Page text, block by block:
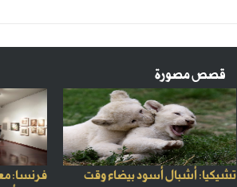
قصص مصورة
تشيكيا: أشبال أسود بيضاء وقت
فرنسا: